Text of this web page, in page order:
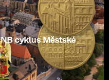
cyklus Městské